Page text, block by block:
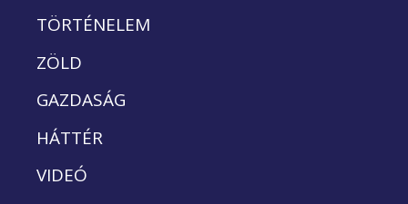
TÖRTÉNELEM
ZÖLD
GAZDASÁG
HÁTTÉR
VIDEÓ